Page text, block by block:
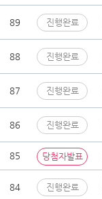
89 진행완료
88 진행완료
87 진행완료
86 진행완료
85 당첨자발표
84 진행완료